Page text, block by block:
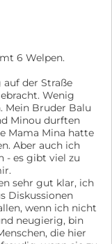
6 Welpen.
der Straße
Wenig
Mein Bruder Balu
Minou durften
Mama Mina hatte
Aber auch ich
- es gibt viel zu
sehr gut klar, ich
Diskussionen
wenn ich nicht
neugierig, bin
die hier